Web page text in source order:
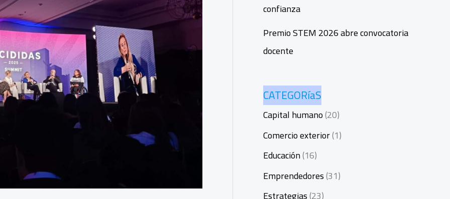
confianza
Premio STEM 2026 abre convocatoria
docente
CATEGORíaS
Capital humano(20)
Comercio exterior(1)
Educación(16)
Emprendedores(31)